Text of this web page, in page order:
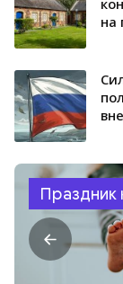
на
Праздник